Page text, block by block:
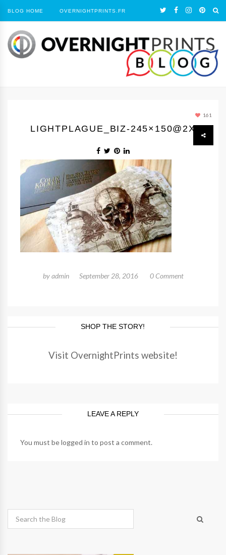
BLOG HOME OVERNIGHTPRINTS.FR
161
LIGHTPLAGUE_BIZ-245×150@2X
byadmin September 28, 2016 0 Comment
SHOP THE STORY!
Visit OvernightPrints website!
LEAVE A REPLY
You must belogged in to post a comment.